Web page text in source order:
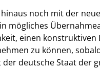
noch mit der
mögliches
einen
zu können,
deutsche Staat der